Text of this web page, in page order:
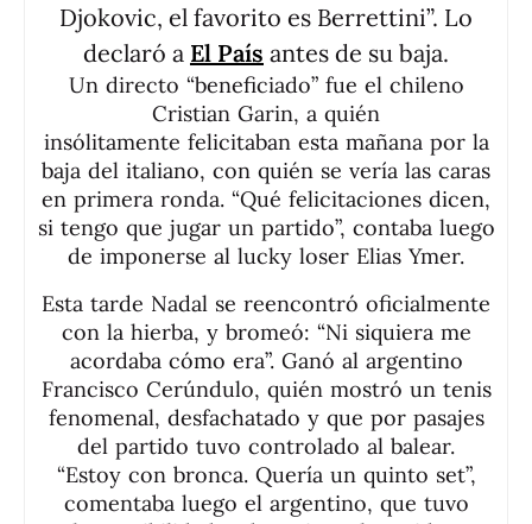
Djokovic, el favorito es Berrettini”. Lo
declaró a El País antes de su baja.
Un directo “beneficiado” fue el chileno
Cristian Garin, a quién
insólitamente felicitaban esta mañana por la
baja del italiano, con quién se vería las caras
en primera ronda. “Qué felicitaciones dicen,
si tengo que jugar un partido”, contaba luego
de imponerse al lucky loser Elias Ymer.
Esta tarde Nadal se reencontró oficialmente
con la hierba, y bromeó: “Ni siquiera me
acordaba cómo era”. Ganó al argentino
Francisco Cerúndulo, quién mostró un tenis
fenomenal, desfachatado y que por pasajes
del partido tuvo controlado al balear.
“Estoy con bronca. Quería un quinto set”,
comentaba luego el argentino, que tuvo